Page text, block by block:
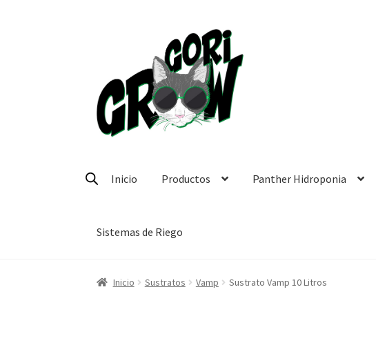
navegación
página
Inicio Productos Panther Hidroponia
Sistemas de Riego
Inicio Sustratos Vamp Sustrato Vamp 10 Litros